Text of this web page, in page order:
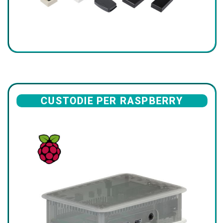
CUSTODIE PER RASPBERRY